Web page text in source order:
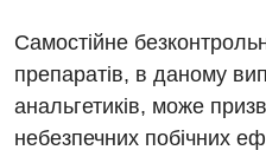
Самостійне
препаратів, в даному
анальгетиків, може
небезпечних побічних